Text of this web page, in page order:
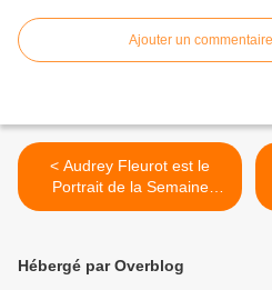
Ajouter un commentaire
< Audrey Fleurot est le
Portrait de la Semaine
d’Audrey Crespo-Mara,
Hébergé par Overblog